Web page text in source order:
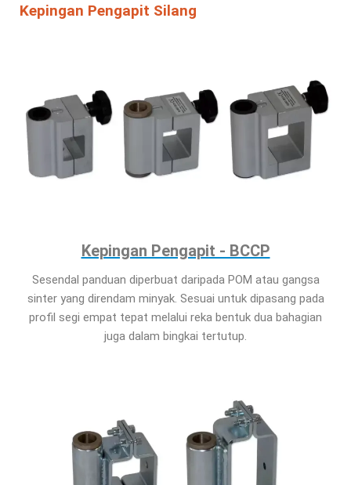
Kepingan Pengapit Silang
Kepingan Pengapit - BCCP
Sesendal panduan diperbuat daripada POM atau gangsa
sinter yang direndam minyak. Sesuai untuk dipasang pada
profil segi empat tepat melalui reka bentuk dua bahagian
juga dalam bingkai tertutup.